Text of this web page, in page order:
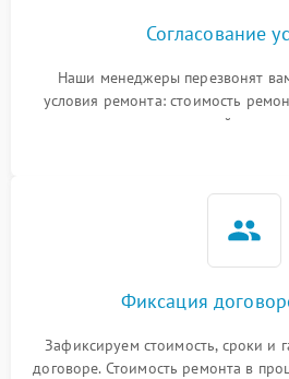
Согласование
Наши менеджеры перезвонят
условия ремонта: стоимость
гарантийные
Фиксация
Зафиксируем стоимость, сроки и
договоре. Стоимость ремонта в